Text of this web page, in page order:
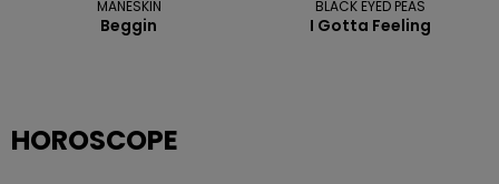
MANESKIN
Beggin
BLACK EYED PEAS
I Gotta Feeling
HOROSCOPE